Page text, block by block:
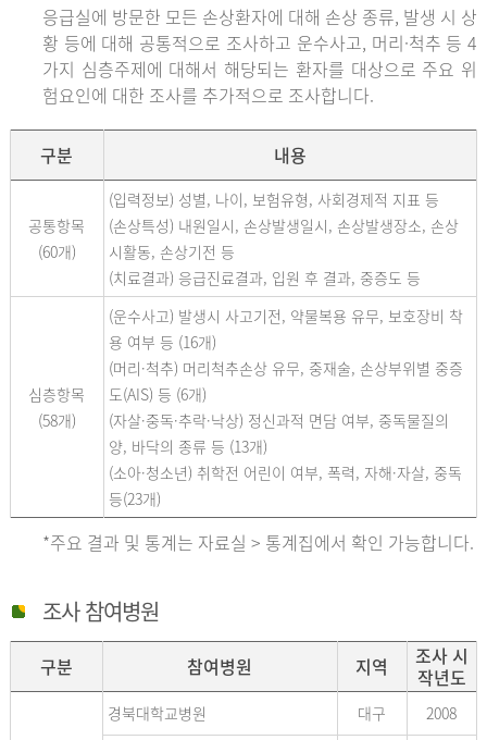
응급실에 방문한 모든 손상환자에 대해 손상 종류, 발생 시 상
황 등에 대해 공통적으로 조사하고 운수사고, 머리·척추 등 4
가지 심층주제에 대해서 해당되는 환자를 대상으로 주요 위
험요인에 대한 조사를 추가적으로 조사합니다.
구분 내용
공통항목
(60개)
(입력정보) 성별, 나이, 보험유형, 사회경제적 지표 등
(손상특성) 내원일시, 손상발생일시, 손상발생장소, 손상
시활동, 손상기전 등
(치료결과) 응급진료결과, 입원 후 결과, 중증도 등
심층항목
(58개)
(운수사고) 발생시 사고기전, 약물복용 유무, 보호장비 착
용 여부 등 (16개)
(머리·척추) 머리척추손상 유무, 중재술, 손상부위별 중증
도(AIS) 등 (6개)
(자살·중독·추락·낙상) 정신과적 면담 여부, 중독물질의
양, 바닥의 종류 등 (13개)
(소아·청소년) 취학전 어린이 여부, 폭력, 자해·자살, 중독
등(23개)
*주요 결과 및 통계는 자료실 > 통계집에서 확인 가능합니다.
조사 참여병원
구분 참여병원 지역
조사 시
작년도
경북대학교병원 대구
2008